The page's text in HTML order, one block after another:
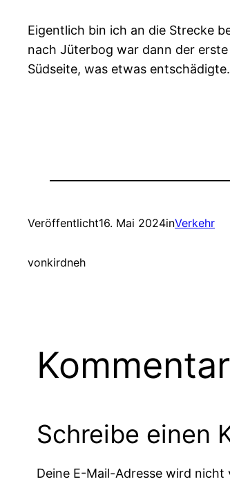
Eigentlich bin ich an die Strecke
nach Jüterbog war dann der
Südseite, was etwas
Veröffentlicht16. Mai 2024inVerkehr
vonkirdneh
Schreibe einen
Deine E-Mail-Adresse wird